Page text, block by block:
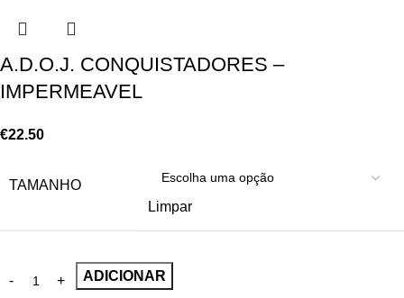
A.D.O.J. CONQUISTADORES –
IMPERMEAVEL
€22.50
TAMANHO
Limpar
ADICIONAR